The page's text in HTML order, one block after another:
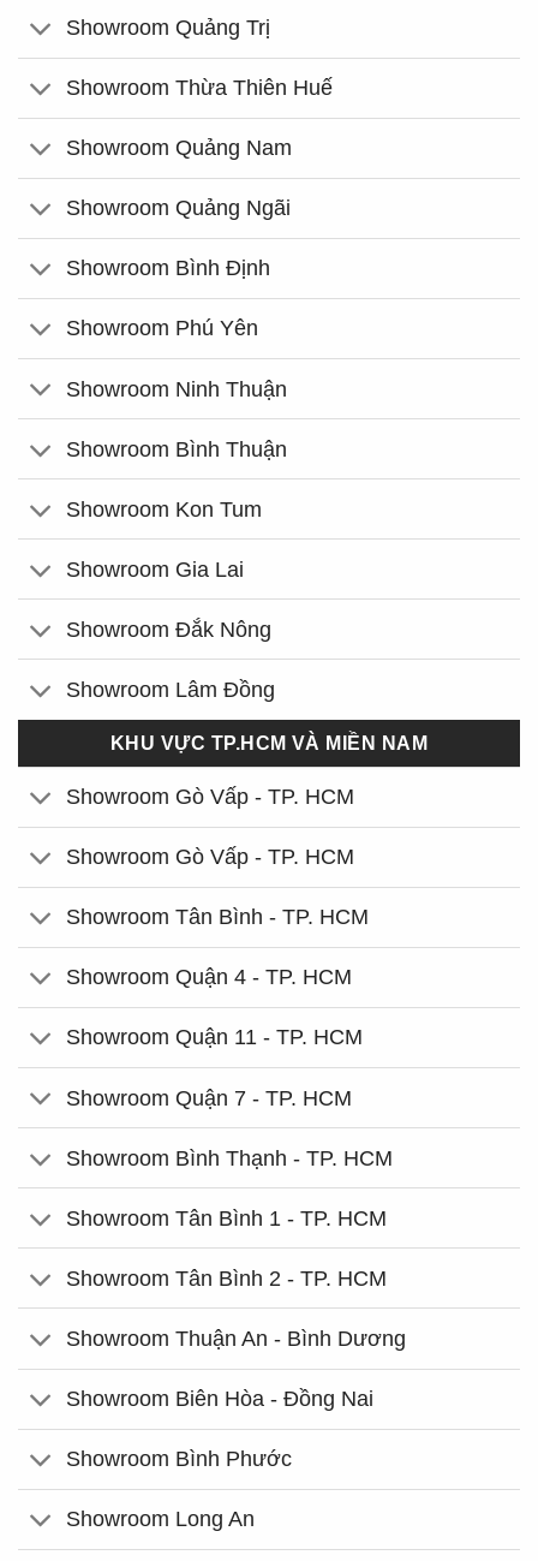
Showroom Quảng Trị
Showroom Thừa Thiên Huế
Showroom Quảng Nam
Showroom Quảng Ngãi
Showroom Bình Định
Showroom Phú Yên
Showroom Ninh Thuận
Showroom Bình Thuận
Showroom Kon Tum
Showroom Gia Lai
Showroom Đắk Nông
Showroom Lâm Đồng
KHU VỰC TP.HCM VÀ MIỀN NAM
Showroom Gò Vấp - TP. HCM
Showroom Gò Vấp - TP. HCM
Showroom Tân Bình - TP. HCM
Showroom Quận 4 - TP. HCM
Showroom Quận 11 - TP. HCM
Showroom Quận 7 - TP. HCM
Showroom Bình Thạnh - TP. HCM
Showroom Tân Bình 1 - TP. HCM
Showroom Tân Bình 2 - TP. HCM
Showroom Thuận An - Bình Dương
Showroom Biên Hòa - Đồng Nai
Showroom Bình Phước
Showroom Long An